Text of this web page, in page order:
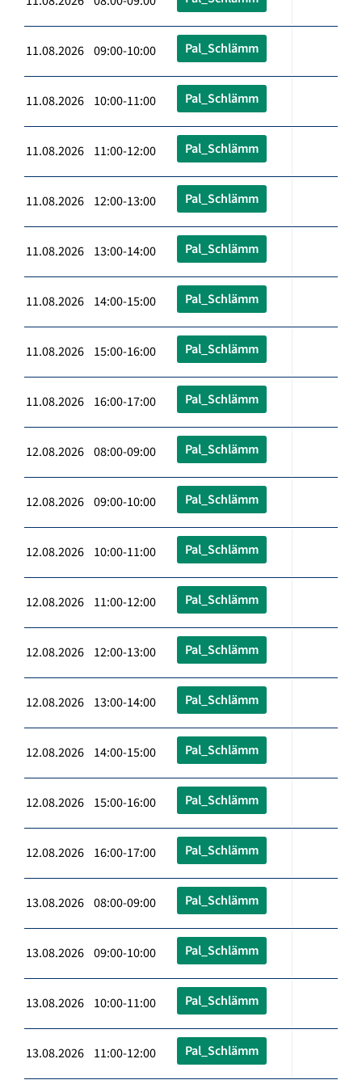
11.08.2026 09:00-10:00 Pal_Schlämm
11.08.2026 10:00-11:00 Pal_Schlämm
11.08.2026 11:00-12:00 Pal_Schlämm
11.08.2026 12:00-13:00 Pal_Schlämm
11.08.2026 13:00-14:00 Pal_Schlämm
11.08.2026 14:00-15:00 Pal_Schlämm
11.08.2026 15:00-16:00 Pal_Schlämm
11.08.2026 16:00-17:00 Pal_Schlämm
12.08.2026 08:00-09:00 Pal_Schlämm
12.08.2026 09:00-10:00 Pal_Schlämm
12.08.2026 10:00-11:00 Pal_Schlämm
12.08.2026 11:00-12:00 Pal_Schlämm
12.08.2026 12:00-13:00 Pal_Schlämm
12.08.2026 13:00-14:00 Pal_Schlämm
12.08.2026 14:00-15:00 Pal_Schlämm
12.08.2026 15:00-16:00 Pal_Schlämm
12.08.2026 16:00-17:00 Pal_Schlämm
13.08.2026 08:00-09:00 Pal_Schlämm
13.08.2026 09:00-10:00 Pal_Schlämm
13.08.2026 10:00-11:00 Pal_Schlämm
13.08.2026 11:00-12:00 Pal_Schlämm